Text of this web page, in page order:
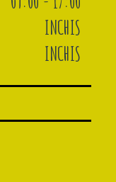
INCHIS
INCHIS